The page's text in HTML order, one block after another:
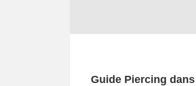
Guide Piercing